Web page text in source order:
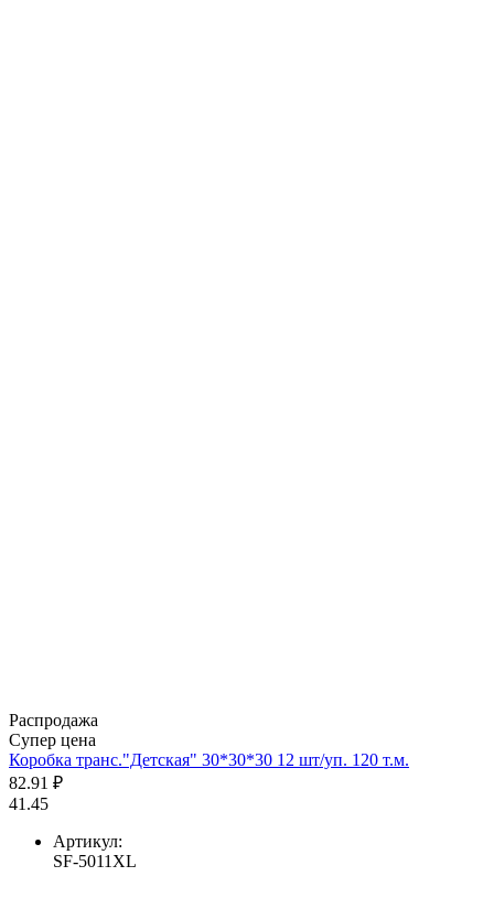
Распродажа
Супер цена
Коробка транс."Детская" 30*30*30 12 шт/уп. 120 т.м.
82.91 ₽
41.45
Артикул:
SF-5011XL